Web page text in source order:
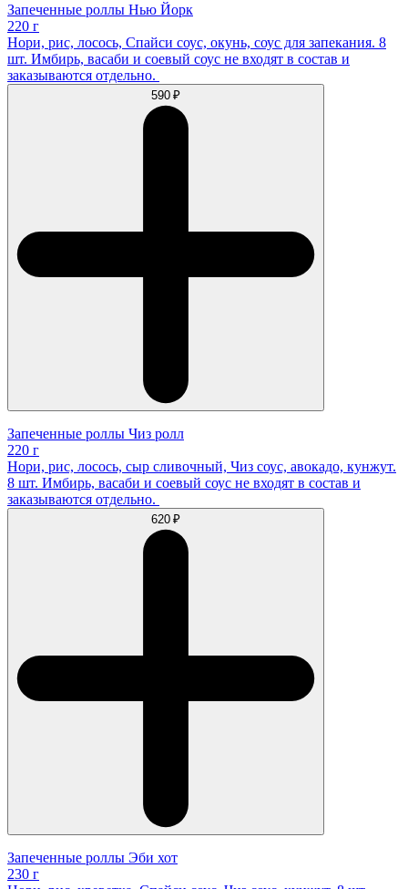
Запеченные роллы Нью Йорк
220 г
Нори, рис, лосось, Спайси соус, окунь, соус для запекания. 8
шт. Имбирь, васаби и соевый соус не входят в состав и
заказываются отдельно.
590 ₽
Запеченные роллы Чиз ролл
220 г
Нори, рис, лосось, сыр сливочный, Чиз соус, авокадо, кунжут.
8 шт. Имбирь, васаби и соевый соус не входят в состав и
заказываются отдельно.
620 ₽
Запеченные роллы Эби хот
230 г